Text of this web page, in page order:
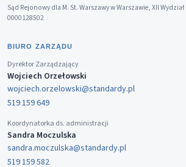
Sąd Rejonowy dla M. St. Warszawy w Warszawie, XII
0000128502
BIURO ZARZĄDU
Dyrektor Zarządzający
Wojciech Orzełowski
wojciech.orzelowski@standardy.pl
519 159 649
Koordynatorka ds. administracji
Sandra Moczulska
sandra.moczulska@standardy.pl
519 159 582